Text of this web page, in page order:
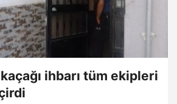
ihbarı tüm ekipleri